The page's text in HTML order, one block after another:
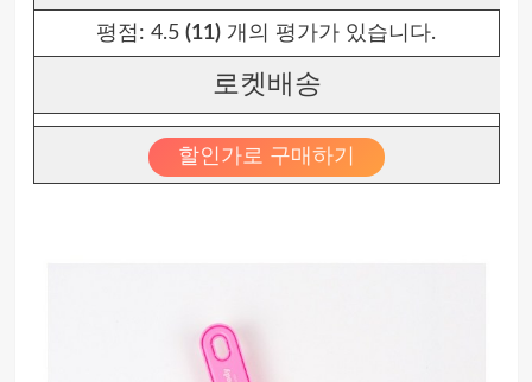
평점: 4.5 (11) 개의 평가가 있습니다.
로켓배송
할인가로 구매하기